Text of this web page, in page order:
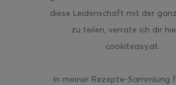
diese Leidenschaft mit der
zu teilen, verrate ich dir
cookiteasy.at.
In meiner Rezepte-Sammlung